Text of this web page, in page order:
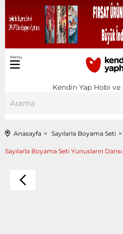
Kendin Yap Hobi
Menu
Anasayfa Sayılarla Boyama Seti
Sayılarla Boyama Seti Yunusların Dansı